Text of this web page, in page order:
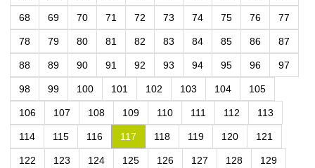
68 69 70 71 72 73 74 75 76 77
78 79 80 81 82 83 84 85 86 87
88 89 90 91 92 93 94 95 96 97
98 99 100 101 102 103 104 105
106 107 108 109 110 111 112 113
114 115 116 117 118 119 120 121
122 123 124 125 126 127 128 129